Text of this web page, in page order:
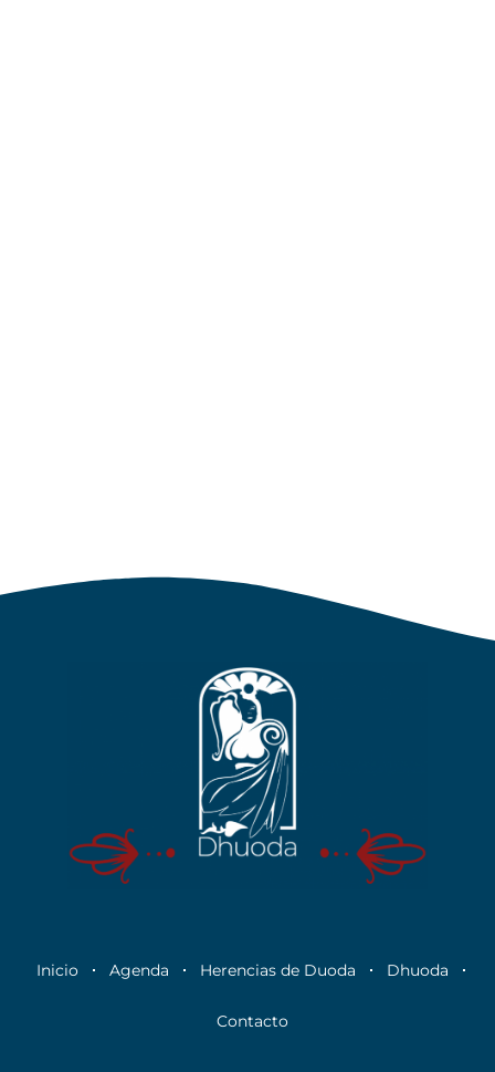
Inicio Agenda Herencias de Duoda Dhuoda
Contacto